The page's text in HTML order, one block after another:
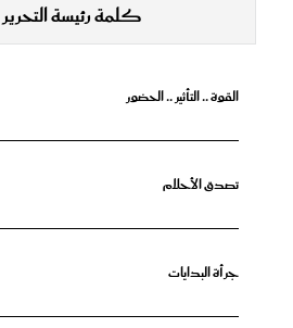
كلمة رئيسة التحرير
القوة .. التأثير .. الحضور
تصدق الأحلام
جرأة البدايات